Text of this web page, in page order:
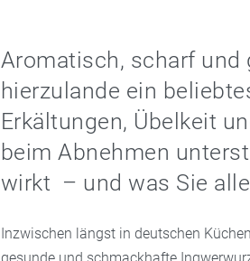
Aromatisch, scharf und
hierzulande ein
Erkältungen, Übelkeit
beim Abnehmen
wirkt – und was Sie
Inzwischen längst in deutschen